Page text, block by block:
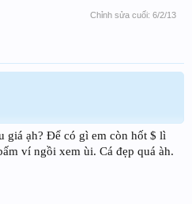
Chỉnh sửa cuối: 6/2/13
giá ạh? Để có gì em còn hốt $ lì
ví ngồi xem ùi. Cá đẹp quá àh.